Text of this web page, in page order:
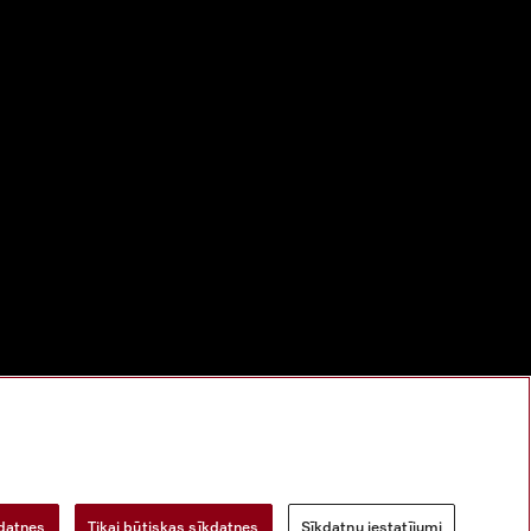
Tikai būtiskas sīkdatnes Sīkdatņu iestatījumi